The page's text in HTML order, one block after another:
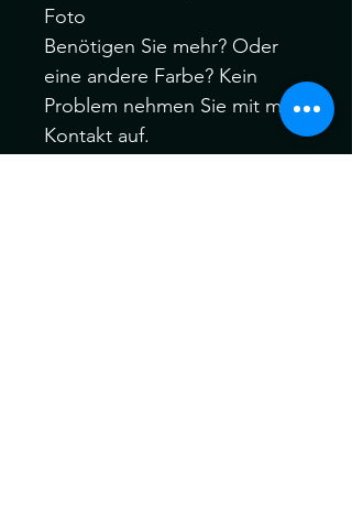
Foto
Benötigen Sie mehr? Oder
eine andere Farbe? Kein
Problem nehmen Sie mit mir
Kontakt auf.